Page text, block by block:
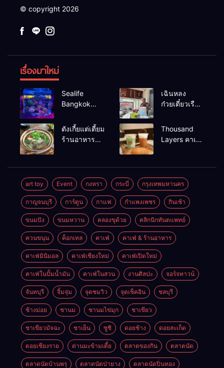
© copyright 2026
เรื่องมาใหม่
Sealife
Bangkok
แบงค์คอก
เฉินหลง
ก๋วยเตี๋ยวเรือ
อร่อยร้านดัง
หาดใหญ่
ตังเกี้ยแต่เตี้ยม
ร้านอาหาร
Thousand
Layers คาเฟ่
art toy Event กงหรา กระบี่ กรุงเทพมหานคร
กาญจนบุรี การ์ตูน กาแฟ กำแพงเพชร กินเช้า
ขนมปัง ขนมหวาน คลองขุด้วย คลิกนิกทันตแพทย์
ควนขนุน ค็อกเทล คาเฟ่ คาเฟ่ & ร้านอาหาร
คาเฟ่มินิมอล คาเฟ่เชียงใหม่ คาเฟ่เปิดใหม่
คาเฟ่ในปั้มน้ำมัน คาเฟ่ในสวน งานศิลปะ จอร์จทาวน์
จันทบุรี จิ้มจุ่ม จุดชมวิว จุดเช็คอิน ชลบุรี
ช้างม่อย ชานม ชานมไข่มุก ชาเขียว
ชาเขียวมัจฉะ ชาเย็น ซูชิ ดอยช้าง ดอยสะเก็ด
ดอยเชียงราย ด่านมะข้ามเตี้ย ตลาดของกิน ตลาดนัด
ตลาดนัดบ้านพรุ ตลาดนัดป่ายาง ตลาดนัดปิ่นทอง